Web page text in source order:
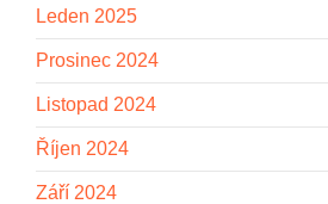
Leden 2025
Prosinec 2024
Listopad 2024
Říjen 2024
Září 2024